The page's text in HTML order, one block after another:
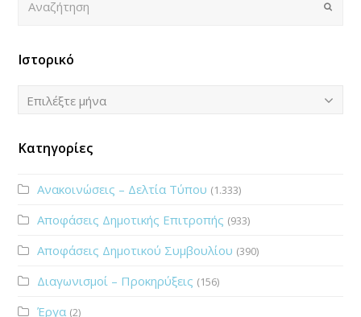
Submit
Ιστορικό
Ιστορικό
Επιλέξτε μήνα
Κατηγορίες
Ανακοινώσεις – Δελτία Τύπου (1.333)
Αποφάσεις Δημοτικής Επιτροπής (933)
Αποφάσεις Δημοτικού Συμβουλίου (390)
Διαγωνισμοί – Προκηρύξεις (156)
Έργα (2)